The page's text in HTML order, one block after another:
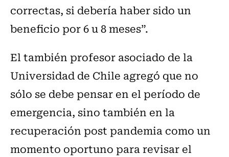
correctas, si debería haber sido un
beneficio por 6 u 8 meses”.
El también profesor asociado de la
Universidad de Chile agregó que no
sólo se debe pensar en el período de
emergencia, sino también en la
recuperación post pandemia como un
momento oportuno para revisar el